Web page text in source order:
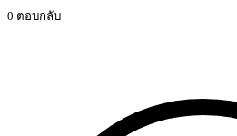
0 ตอบกลับ